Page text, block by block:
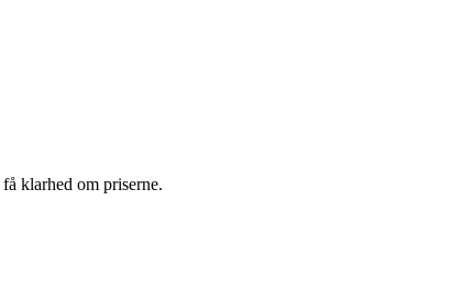
klarhed om priserne.